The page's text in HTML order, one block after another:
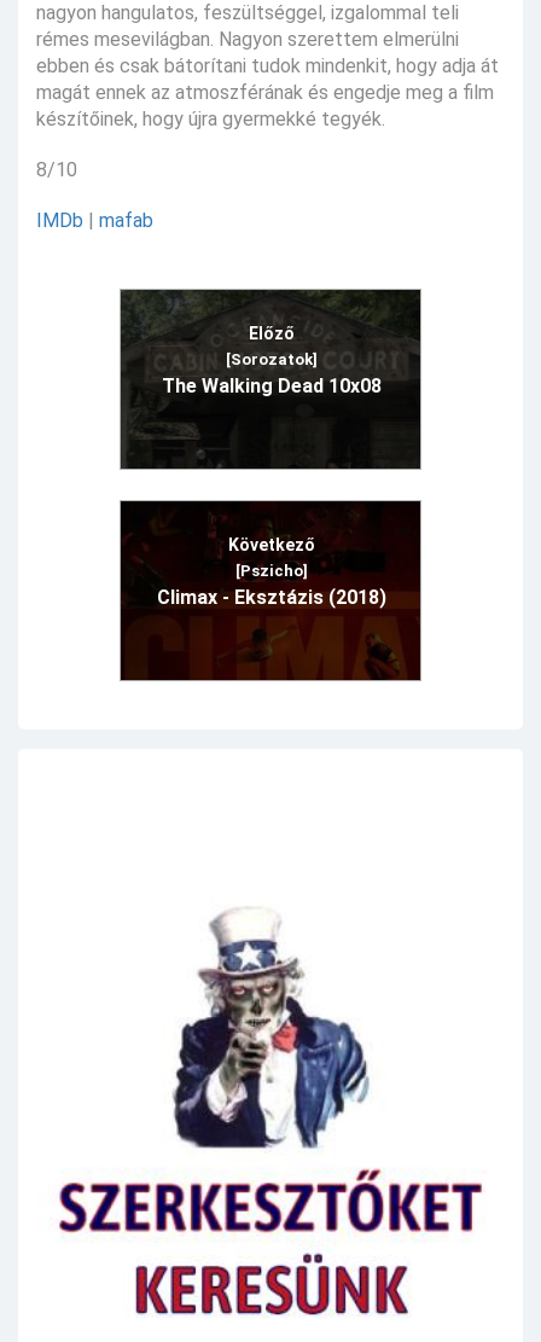
nagyon hangulatos, feszültséggel, izgalommal teli
rémes mesevilágban. Nagyon szerettem elmerülni
ebben és csak bátorítani tudok mindenkit, hogy adja át
magát ennek az atmoszférának és engedje meg a film
készítőinek, hogy újra gyermekké tegyék.
8/10
IMDb mafab
Előző
[Sorozatok]
The Walking Dead 10x08
Következő
[Pszicho]
Climax - Eksztázis (2018)